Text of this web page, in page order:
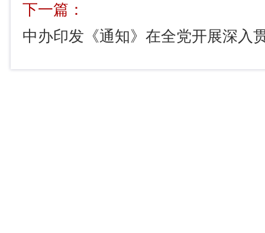
下一篇：